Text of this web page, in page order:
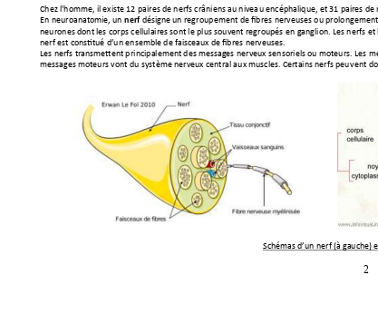
2
Chez l'homme, il existe 12 paires de nerfs crâniens au nivea u encéphalique, et 31 paires de
En neuroanatomie, un nerf désigne un regroupement de fibres nerveuses ou prolongem
neurones dont les corps cellulaires sont le plus souvent regroupés en ganglion. Les nerfs et
nerf est constitué d’un ensemble de faisceaux de fibres nerveuses.
Les nerfs transmettent principalement des messages nerveux sensoriels ou moteurs. Les
messages moteurs vont du système nerveux central aux muscles. Certains nerfs peuvent
Schémas d’un nerf (à gauche)